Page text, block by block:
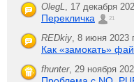
OlegL 17 декабря
Перекличка 21
REDkiy 8 июня 2023
Как «замокать»
fhunter, 29 ноября